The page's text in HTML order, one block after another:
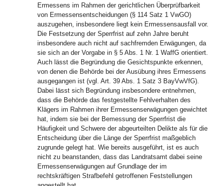
Ermessens im Rahmen der gerichtlichen Überprüfbarkeit
von Ermessensentscheidungen (§ 114 Satz 1 VwGO)
auszugehen, insbesondere liegt kein Ermessensausfall vor.
Die Festsetzung der Sperrfrist auf zehn Jahre beruht
insbesondere auch nicht auf sachfremden Erwägungen, da
sie sich an der Vorgabe in § 5 Abs. 1 Nr. 1 WaffG orientiert.
Auch lässt die Begründung die Gesichtspunkte erkennen,
von denen die Behörde bei der Ausübung ihres Ermessens
ausgegangen ist (vgl. Art. 39 Abs. 1 Satz 3 BayVwVfG).
Dabei lässt sich Begründung insbesondere entnehmen,
dass die Behörde das festgestellte Fehlverhalten des
Klägers im Rahmen ihrer Ermessenserwägungen gewichtet
hat, indem sie bei der Bemessung der Sperrfrist die
Häufigkeit und Schwere der abgeurteilten Delikte als für die
Entscheidung über die Länge der Sperrfrist maßgeblich
zugrunde gelegt hat. Wie bereits ausgeführt, ist es auch
nicht zu beanstanden, dass das Landratsamt dabei seine
Ermessenserwägungen auf Grundlage der im
rechtskräftigen Strafbefehl getroffenen Feststellungen